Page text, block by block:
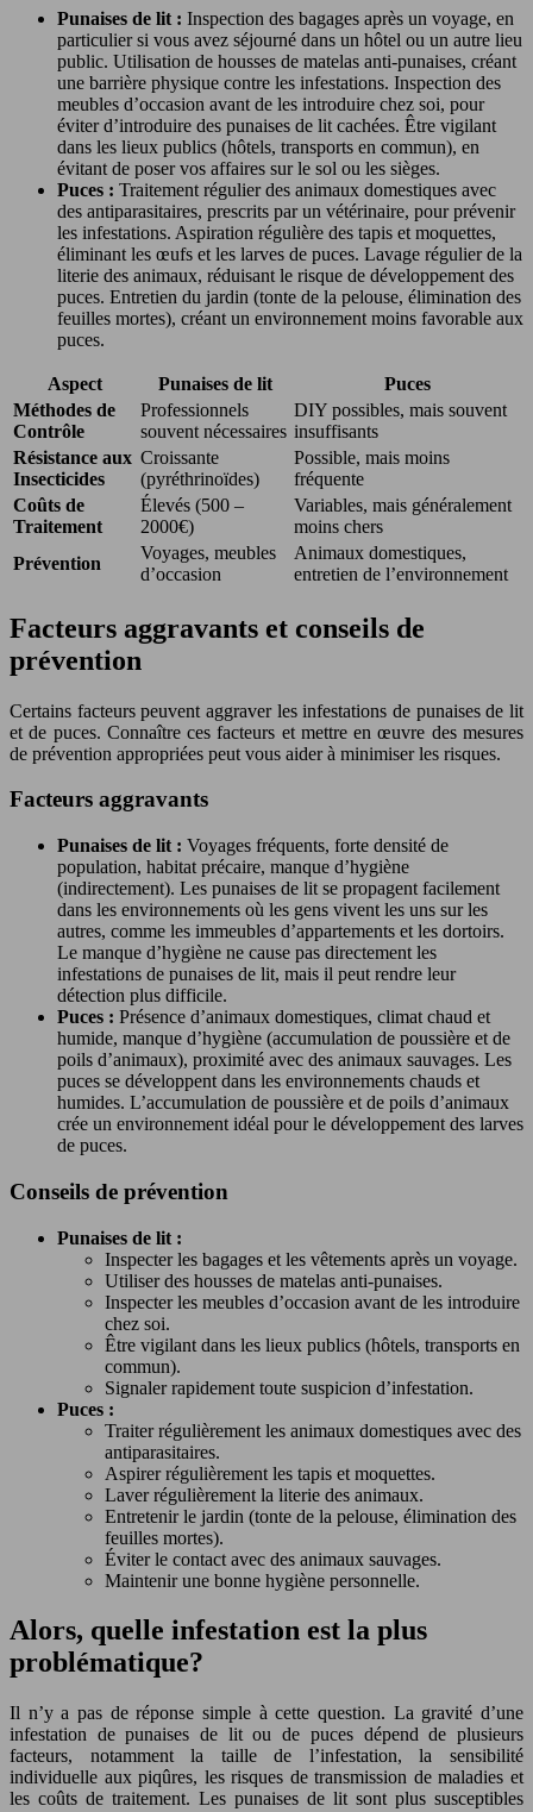
Punaises de lit : Inspection des bagages après un voyage, en
particulier si vous avez séjourné dans un hôtel ou un autre lieu
public. Utilisation de housses de matelas anti-punaises, créant
une barrière physique contre les infestations. Inspection des
meubles d’occasion avant de les introduire chez soi, pour
éviter d’introduire des punaises de lit cachées. Être vigilant
dans les lieux publics (hôtels, transports en commun), en
évitant de poser vos affaires sur le sol ou les sièges.
Puces : Traitement régulier des animaux domestiques avec
des antiparasitaires, prescrits par un vétérinaire, pour prévenir
les infestations. Aspiration régulière des tapis et moquettes,
éliminant les œufs et les larves de puces. Lavage régulier de la
literie des animaux, réduisant le risque de développement des
puces. Entretien du jardin (tonte de la pelouse, élimination des
feuilles mortes), créant un environnement moins favorable aux
puces.
Aspect Punaises de lit
Puces
Méthodes de
Contrôle
Professionnels
souvent nécessaires
DIY possibles, mais souvent
insuffisants
Résistance aux
Insecticides
Croissante
(pyréthrinoïdes)
Possible, mais moins
fréquente
Coûts de
Traitement
Élevés (500 –
2000€)
Variables, mais généralement
moins chers
Prévention
Voyages, meubles
d’occasion
Animaux domestiques,
entretien de l’environnement
Facteurs aggravants et conseils de
prévention
Certains facteurs peuvent aggraver les infestations de punaises de lit
et de puces. Connaître ces facteurs et mettre en œuvre des mesures
de prévention appropriées peut vous aider à minimiser les risques.
Facteurs aggravants
Punaises de lit : Voyages fréquents, forte densité de
population, habitat précaire, manque d’hygiène
(indirectement). Les punaises de lit se propagent facilement
dans les environnements où les gens vivent les uns sur les
autres, comme les immeubles d’appartements et les dortoirs.
Le manque d’hygiène ne cause pas directement les
infestations de punaises de lit, mais il peut rendre leur
détection plus difficile.
Puces : Présence d’animaux domestiques, climat chaud et
humide, manque d’hygiène (accumulation de poussière et de
poils d’animaux), proximité avec des animaux sauvages. Les
puces se développent dans les environnements chauds et
humides. L’accumulation de poussière et de poils d’animaux
crée un environnement idéal pour le développement des larves
de puces.
Conseils de prévention
Punaises de lit :
Inspecter les bagages et les vêtements après un voyage.
Utiliser des housses de matelas anti-punaises.
Inspecter les meubles d’occasion avant de les introduire
chez soi.
Être vigilant dans les lieux publics (hôtels, transports en
commun).
Signaler rapidement toute suspicion d’infestation.
Puces :
Traiter régulièrement les animaux domestiques avec des
antiparasitaires.
Aspirer régulièrement les tapis et moquettes.
Laver régulièrement la literie des animaux.
Entretenir le jardin (tonte de la pelouse, élimination des
feuilles mortes).
Éviter le contact avec des animaux sauvages.
Maintenir une bonne hygiène personnelle.
Alors, quelle infestation est la plus
problématique?
Il n’y a pas de réponse simple à cette question. La gravité d’une
infestation de punaises de lit ou de puces dépend de plusieurs
facteurs, notamment la taille de l’infestation, la sensibilité
individuelle aux piqûres, les risques de transmission de maladies et
les coûts de traitement. Les punaises de lit sont plus susceptibles